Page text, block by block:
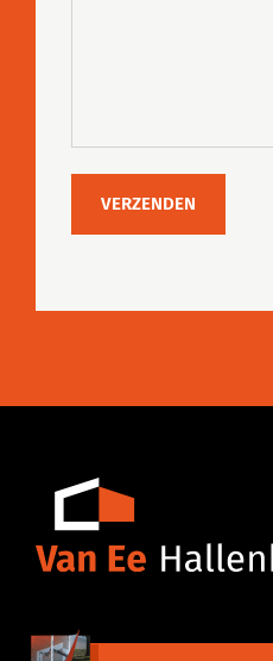
VERZENDEN